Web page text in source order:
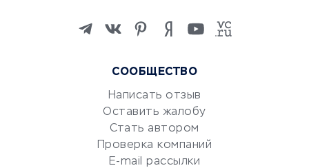
Изучение иностранных
Маркетинг и продажи
Репетиторство
Красота и здоровье
Сервисы по поиску работы
Сетевой маркетинг
СООБЩЕСТВО
Написать отзыв
Оставить жалобу
Стать автором
Проверка компаний
E-mail рассылки